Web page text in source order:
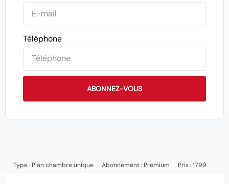
Téléphone
ABONNEZ-VOUS
Type : Plan chambre unique Abonnement : Premium Prix : 17.99